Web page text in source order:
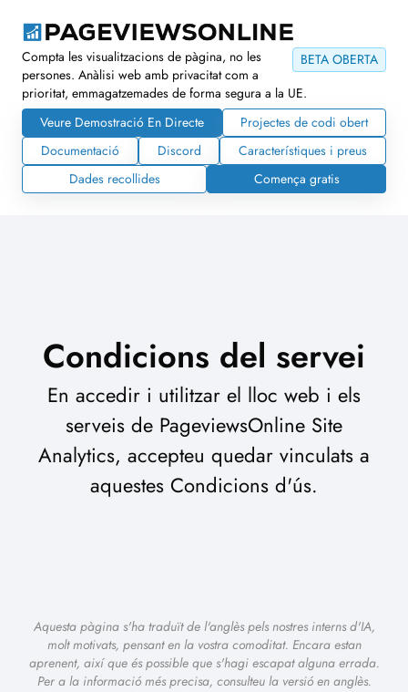
BETA OBERTA
Compta les visualitzacions de pàgina, no les
persones. Anàlisi web amb privacitat com a
prioritat, emmagatzemades de forma segura a la UE.
Veure Demostració En Directe
Projectes de codi obert
Documentació
Discord
Característiques i preus
Dades recollides
Comença gratis
Condicions del servei
En accedir i utilitzar el lloc web i els
serveis de PageviewsOnline Site
Analytics, accepteu quedar vinculats a
aquestes Condicions d'ús.
Aquesta pàgina s'ha traduït de l'anglès pels nostres interns d'IA,
molt motivats, pensant en la vostra comoditat. Encara estan
aprenent, així que és possible que s'hagi escapat alguna errada.
Per a la informació més precisa, consulteu la versió en anglès.